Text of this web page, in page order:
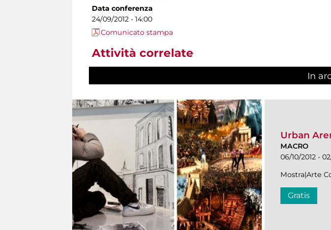
Data conferenza
24/09/2012 - 14:00
Comunicato stampa
Attività correlate
In
Urban
MACRO
06/10/2012 -
Mostra|Arte
Gratis